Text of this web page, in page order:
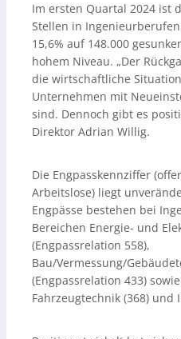
Im ersten Quartal 2024 ist
Stellen in
15,6% auf 148.000
hohem Niveau. „Der
die wirtschaftliche
Unternehmen mit
sind. Dennoch gibt es
Direktor Adrian Willig.
Die Engpasskennziffer
Arbeitslose) liegt
Engpässe bestehen bei
Bereichen Energie- und
(Engpassrelation 558),
Bau/Vermessung/
(Engpassrelation 433)
Fahrzeugtechnik (368) und